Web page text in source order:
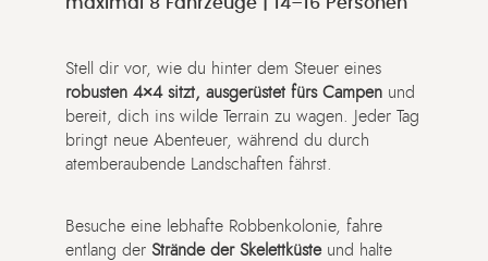
maximal 8 Fahrzeuge | 14–16 Personen
Stell dir vor, wie du hinter dem Steuer eines
robusten 4×4 sitzt, ausgerüstet fürs Campen und
bereit, dich ins wilde Terrain zu wagen. Jeder Tag
bringt neue Abenteuer, während du durch
atemberaubende Landschaften fährst.
Besuche eine lebhafte Robbenkolonie, fahre
entlang der Strände der Skelettküsteund halte